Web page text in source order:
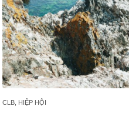
CLB, HIỆP HỘI